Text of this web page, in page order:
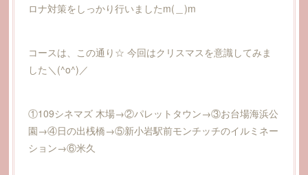
ロナ対策をしっかり行いましたm(＿)m
コースは、この通り☆ 今回はクリスマスを意識してみま
した＼(^o^)／
①109シネマズ 木場→②パレットタウン→③お台場海浜公
園→④日の出桟橋→⑤新小岩駅前モンチッチのイルミネー
ション→⑥米久